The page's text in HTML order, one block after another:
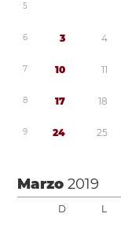
5
6 3 4
7 10 11
8 17 18
9 24 25
Marzo2019
D L